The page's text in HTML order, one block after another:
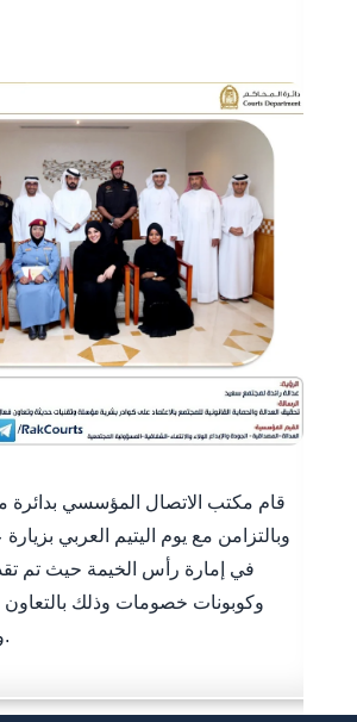
قام مكتب الاتصال المؤسسي بدائرة
وبالتزامن مع يوم اليتيم العربي
في إمارة رأس الخيمة حيث تم
وكوبونات خصومات وذلك بالتعاون
وهيئة الهلال الاحمر.